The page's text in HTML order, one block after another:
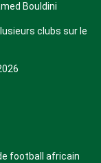
Bouldini
clubs sur le
football africain